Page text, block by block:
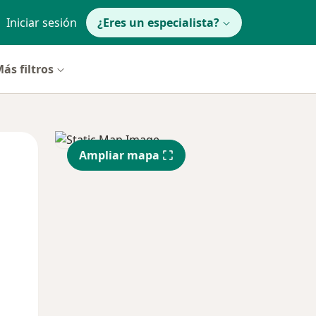
Iniciar sesión ¿Eres un especialista?
filtros
Mié
12 Ago
Jue
13 Ago
Ampliar mapa